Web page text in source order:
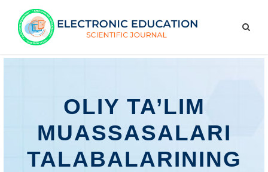
OLIY TA’LIM
MUASSASALARI
TALABALARINING